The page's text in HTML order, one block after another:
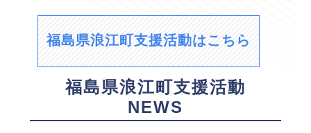
福島県浪江町支援活動はこちら
福島県浪江町支援活動
NEWS